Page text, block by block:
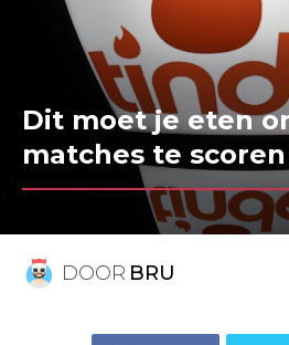
Dit moet je eten
matches te
DOOR BRU